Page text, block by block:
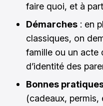
faire quoi, et à
Démarches : en
classiques, on
famille ou un acte
d’identité des
Bonnes
(cadeaux, permis,